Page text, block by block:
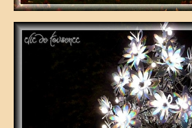
je loue mon camping car
park4night
Aires de services en vue
Villages de France
loisirs voyages sports et